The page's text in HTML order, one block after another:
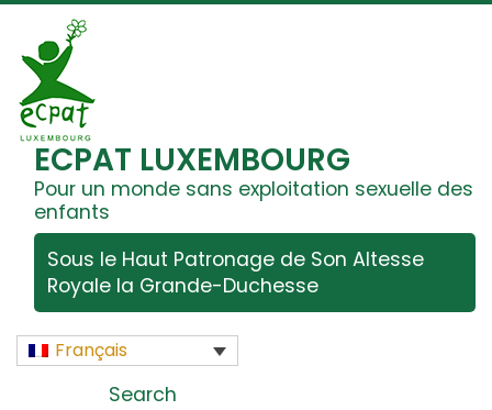
ECPAT LUXEMBOURG
Pour un monde sans exploitation sexuelle des
enfants
Sous le Haut Patronage de Son Altesse
Royale la Grande-Duchesse
Français
Search